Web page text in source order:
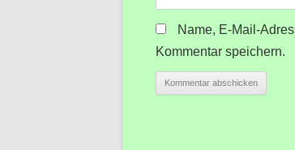
Name, E-Mail-
Kommentar speichern.